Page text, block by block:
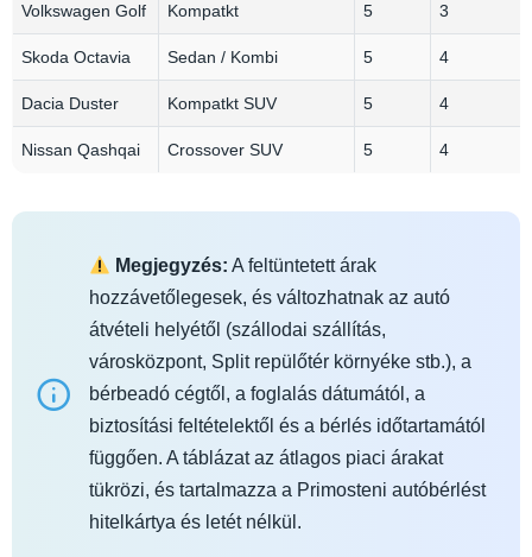
Volkswagen Golf Kompatkt 5 3
Skoda Octavia Sedan / Kombi 5 4
Dacia Duster Kompatkt SUV 5 4
Nissan Qashqai Crossover SUV 5 4
Megjegyzés: A feltüntetett árak
hozzávetőlegesek, és változhatnak az autó
átvételi helyétől (szállodai szállítás,
városközpont, Split repülőtér környéke stb.), a
bérbeadó cégtől, a foglalás dátumától, a
biztosítási feltételektől és a bérlés időtartamától
függően. A táblázat az átlagos piaci árakat
tükrözi, és tartalmazza a Primosteni autóbérlést
hitelkártya és letét nélkül.